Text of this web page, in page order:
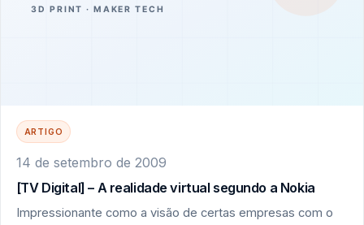
ARTIGO
14 de setembro de 2009
[TV Digital] – A realidade virtual segundo a Nokia
Impressionante como a visão de certas empresas com o